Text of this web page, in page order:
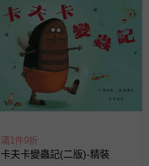
滿1件9折
卡夫卡變蟲記(二版)-精裝